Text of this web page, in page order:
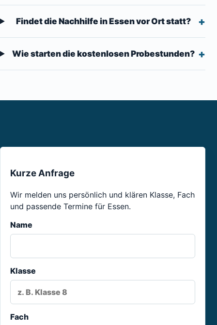
Findet die Nachhilfe in Essen vor Ort statt?
Wie starten die kostenlosen Probestunden?
Kurze Anfrage
Wir melden uns persönlich und klären Klasse, Fach
und passende Termine für Essen.
Name
Klasse
Fach